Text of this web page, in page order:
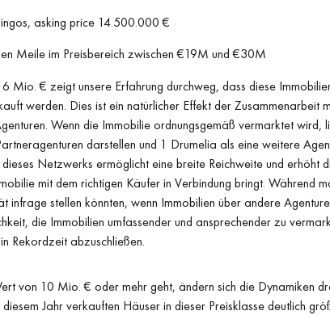
asking price 14.500.000 €
Meile im Preisbereich zwischen €19M und €30M
Mio. € zeigt unsere Erfahrung durchweg, dass diese
werden. Dies ist ein natürlicher Effekt der Zusammenarbeit
Wenn die Immobilie ordnungsgemäß vermarktet wird,
darstellen und 1 Drumelia als eine weitere
Netzwerks ermöglicht eine breite Reichweite und erhöht
mit dem richtigen Käufer in Verbindung bringt. Während
infrage stellen könnten, wenn Immobilien über andere
die Immobilien umfassender und ansprechender zu
Rekordzeit abzuschließen.
von 10 Mio. € oder mehr geht, ändern sich die Dynamiken
Jahr verkauften Häuser in dieser Preisklasse deutlich